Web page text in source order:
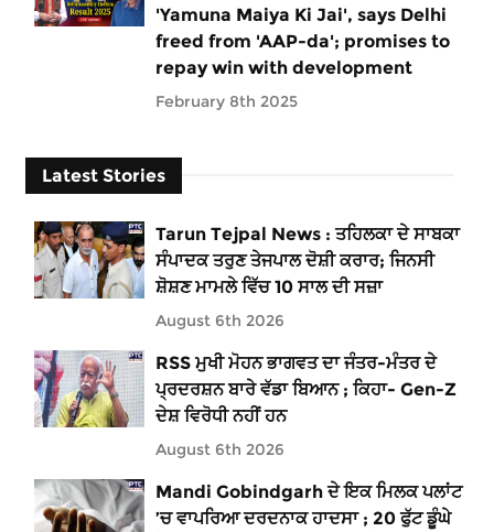
'Yamuna Maiya Ki Jai', says Delhi
freed from 'AAP-da'; promises to
repay win with development
February 8th 2025
Latest Stories
Tarun Tejpal News : ਤਹਿਲਕਾ ਦੇ ਸਾਬਕਾ
ਸੰਪਾਦਕ ਤਰੁਣ ਤੇਜਪਾਲ ਦੋਸ਼ੀ ਕਰਾਰ; ਜਿਨਸੀ
ਸ਼ੋਸ਼ਣ ਮਾਮਲੇ ਵਿੱਚ 10 ਸਾਲ ਦੀ ਸਜ਼ਾ
August 6th 2026
RSS ਮੁਖੀ ਮੋਹਨ ਭਾਗਵਤ ਦਾ ਜੰਤਰ-ਮੰਤਰ ਦੇ
ਪ੍ਰਦਰਸ਼ਨ ਬਾਰੇ ਵੱਡਾ ਬਿਆਨ ; ਕਿਹਾ- Gen-Z
ਦੇਸ਼ ਵਿਰੋਧੀ ਨਹੀਂ ਹਨ
August 6th 2026
Mandi Gobindgarh ਦੇ ਇਕ ਮਿਲਕ ਪਲਾਂਟ
’ਚ ਵਾਪਰਿਆ ਦਰਦਨਾਕ ਹਾਦਸਾ ; 20 ਫੁੱਟ ਡੂੰਘੇ